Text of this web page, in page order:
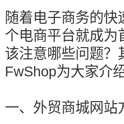
随着电子商务的
个电商平台就成为
该注意哪些问题？
FwShop为大家介绍
一、外贸商城网站